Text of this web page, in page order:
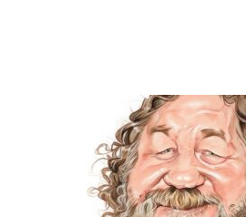
valgust. Mine valgusesse. Ära põgene